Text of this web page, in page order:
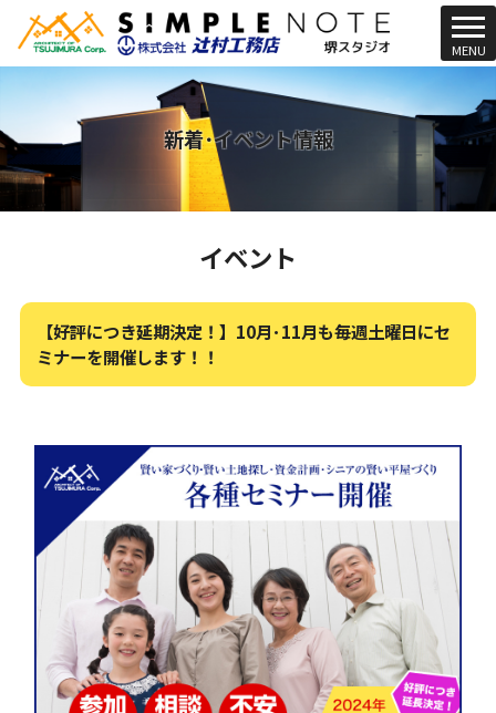
t
o
g
g
l
a
a
o
MENU
新着･イベント情報
イベント
【好評につき延期決定！】10月･11月も毎週土曜日にセ
ミナーを開催します！！